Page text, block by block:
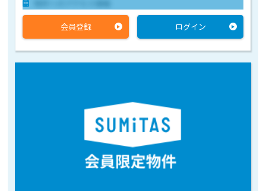
物件へのアクセス情報
会員登録 ログイン